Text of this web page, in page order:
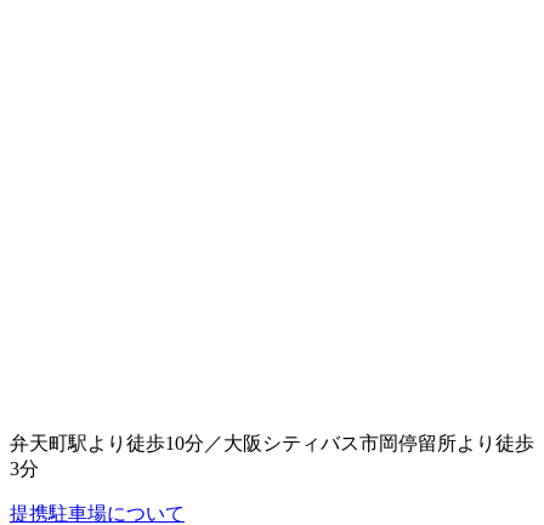
弁天町駅より徒歩10分／大阪シティバス市岡停留所より徒歩
3分
提携駐車場について